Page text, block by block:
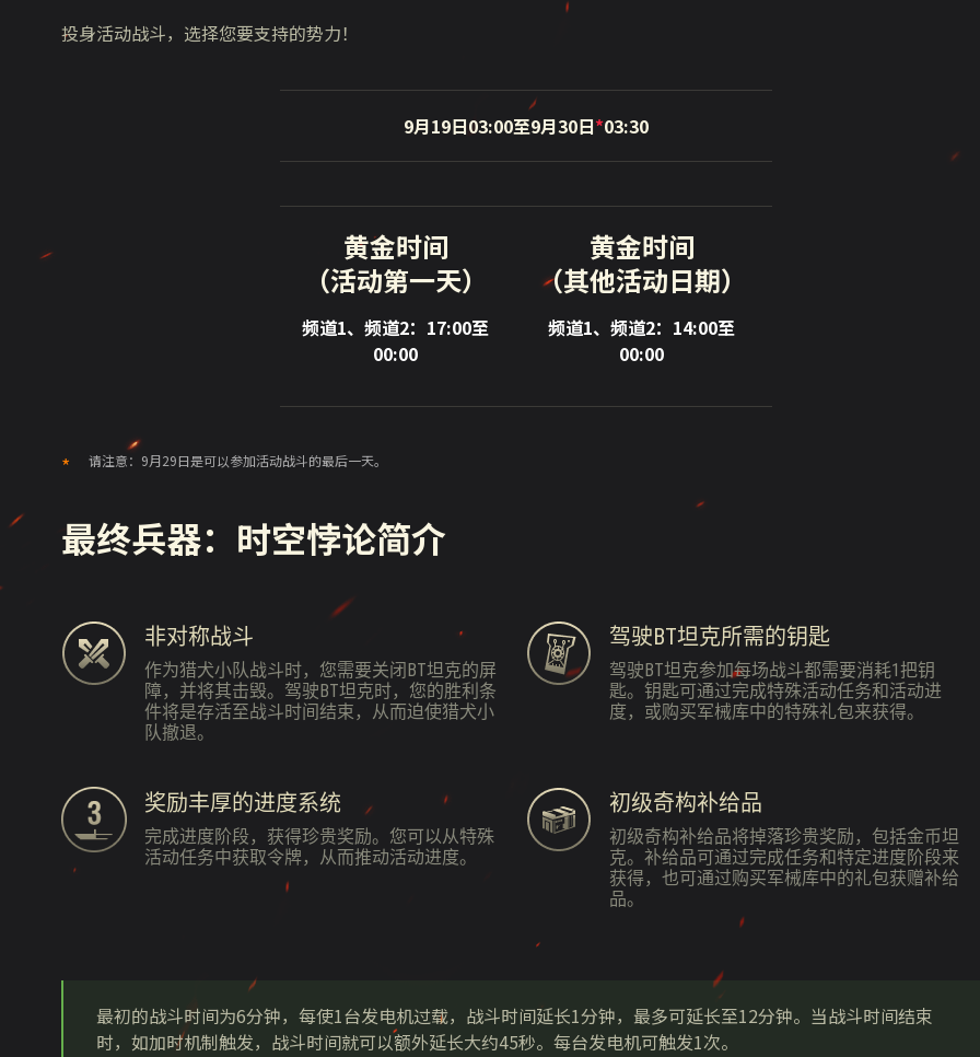
投身活动战斗，选择您要支持的势力！
9月19日03:00至9月30日*03:30
黄金时间
（活动第一天）
频道1、频道2：17:00至
00:00
黄金时间
（其他活动日期）
频道1、频道2：14:00至
00:00
请注意：9月29日是可以参加活动战斗的最后一天。
最终兵器：时空悖论简介
非对称战斗
作为猎犬小队战斗时，您需要关闭BT坦克的屏
障，并将其击毁。驾驶BT坦克时，您的胜利条
件将是存活至战斗时间结束，从而迫使猎犬小
队撤退。
驾驶BT坦克所需的钥匙
驾驶BT坦克参加每场战斗都需要消耗1把钥
匙。钥匙可通过完成特殊活动任务和活动进
度，或购买军械库中的特殊礼包来获得。
奖励丰厚的进度系统
完成进度阶段，获得珍贵奖励。您可以从特殊
活动任务中获取令牌，从而推动活动进度。
初级奇构补给品
初级奇构补给品将掉落珍贵奖励，包括金币坦
克。补给品可通过完成任务和特定进度阶段来
获得，也可通过购买军械库中的礼包获赠补给
品。
最初的战斗时间为6分钟，每使1台发电机过载，战斗时间延长1分钟，最多可延长至12分钟。当战斗时间结束
时，如加时机制触发，战斗时间就可以额外延长大约45秒。每台发电机可触发1次。